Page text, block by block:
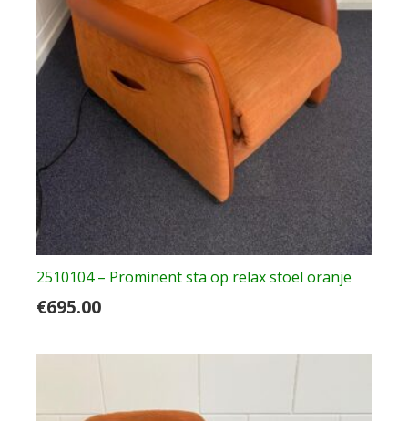
2510104 – Prominent sta op relax stoel oranje
€695.00